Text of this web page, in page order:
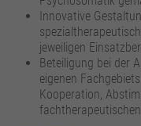
Innovative
jeweiligen
Beteiligung bei der
eigenen Fachgebiets
Kooperation,